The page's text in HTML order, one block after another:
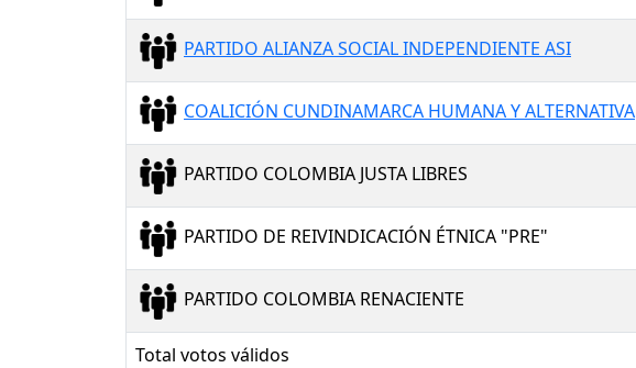
PARTIDO ALIANZA SOCIAL INDEPENDIENTE ASI
COALICIÓN CUNDINAMARCA HUMANA Y ALTERNATIVA
PARTIDO COLOMBIA JUSTA LIBRES
PARTIDO DE REIVINDICACIÓN ÉTNICA "PRE"
PARTIDO COLOMBIA RENACIENTE
Total votos válidos